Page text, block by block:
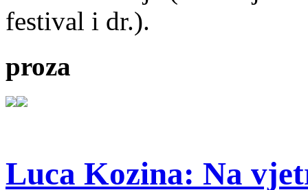
festival i dr.).
proza
Luca Kozina: Na